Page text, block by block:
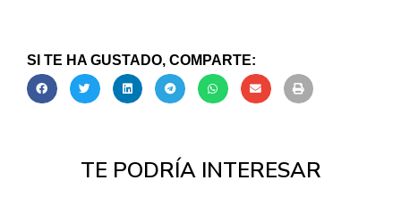
SI TE HA GUSTADO, COMPARTE:
TE PODRÍA INTERESAR